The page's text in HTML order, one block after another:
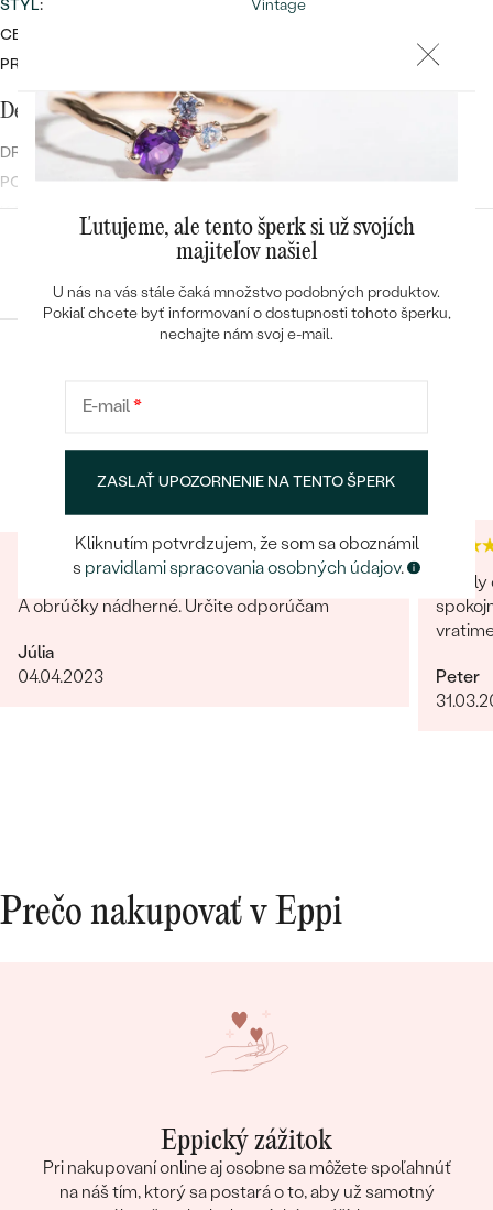
ŠTÝL:
Vintage
CELKOVÁ KARÁTOVÁ VÁHA:
PRIBLIŽNÁ VÁHA:
Detaily o osadenom drahokame
DRUH:
Diamant
POČET:
KARÁTOVÁ VÁHA
0.33 ct
SI1
Round
Úprava farby
Postranné drahokamy
76
KARÁTOVÁ VÁHA:
0.54 ct
SI1
G-H
BRUS
Veľmi dobrý
Konfigurácia
4.9 4.9
Super prístup, komunikácia, záujem o zákazníka.
A obrúčky nádherné. Určite odporúčam
Júlia
04.04.2023
Peter
Prečo nakupovať v Eppi
Eppický zážitok
Pri nakupovaní online aj osobne sa môžete spoľahnúť
na náš tím, ktorý sa postará o to, aby už samotný
Ľutujeme, ale tento šperk si už svojích
majiteľov našiel
U nás na vás stále čaká množstvo podobných produktov.
Pokiaľ chcete byť informovaní o dostupnosti tohoto šperku,
nechajte nám svoj e-mail.
E-mail*
ZASLAŤ UPOZORNENIE NA TENTO ŠPERK
Kliknutím potvrdzujem, že som sa oboznámil
s pravidlami spracovania osobných údajov.